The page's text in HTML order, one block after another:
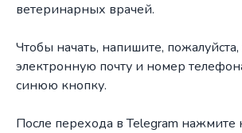
ветеринарных врачей.
Чтобы начать, напишите,
электронную почту и номер
синюю кнопку.
После перехода в Telegram нажмите